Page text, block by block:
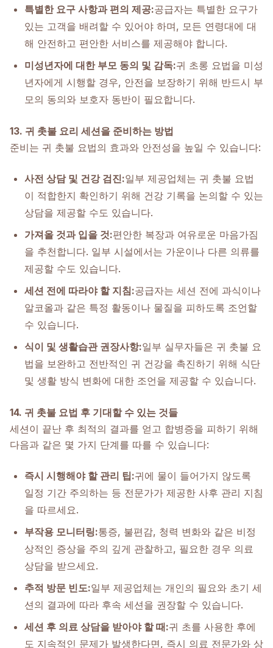
특별한 요구 사항과 편의 제공:공급자는 특별한 요구가
있는 고객을 배려할 수 있어야 하며, 모든 연령대에 대
해 안전하고 편안한 서비스를 제공해야 합니다.
미성년자에 대한 부모 동의 및 감독:귀 초롱 요법을 미성
년자에게 시행할 경우, 안전을 보장하기 위해 반드시 부
모의 동의와 보호자 동반이 필요합니다.
13. 귀 촛불 요리 세션을 준비하는 방법
준비는 귀 촛불 요법의 효과와 안전성을 높일 수 있습니다:
사전 상담 및 건강 검진:일부 제공업체는 귀 촛불 요법
이 적합한지 확인하기 위해 건강 기록을 논의할 수 있는
상담을 제공할 수도 있습니다.
가져올 것과 입을 것:편안한 복장과 여유로운 마음가짐
을 추천합니다. 일부 시설에서는 가운이나 다른 의류를
제공할 수도 있습니다.
세션 전에 따라야 할 지침:공급자는 세션 전에 과식이나
알코올과 같은 특정 활동이나 물질을 피하도록 조언할
수 있습니다.
식이 및 생활습관 권장사항:일부 실무자들은 귀 촛불 요
법을 보완하고 전반적인 귀 건강을 촉진하기 위해 식단
및 생활 방식 변화에 대한 조언을 제공할 수 있습니다.
14. 귀 촛불 요법 후 기대할 수 있는 것들
세션이 끝난 후 최적의 결과를 얻고 합병증을 피하기 위해
다음과 같은 몇 가지 단계를 따를 수 있습니다:
즉시 시행해야 할 관리 팁:귀에 물이 들어가지 않도록
일정 기간 주의하는 등 전문가가 제공한 사후 관리 지침
을 따르세요.
부작용 모니터링:통증, 불편감, 청력 변화와 같은 비정
상적인 증상을 주의 깊게 관찰하고, 필요한 경우 의료
상담을 받으세요.
추적 방문 빈도:일부 제공업체는 개인의 필요와 초기 세
션의 결과에 따라 후속 세션을 권장할 수 있습니다.
세션 후 의료 상담을 받아야 할 때:귀 초를 사용한 후에
도 지속적인 문제가 발생한다면, 즉시 의료 전문가와 상